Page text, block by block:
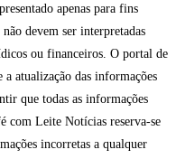
apenas para fins
devem ser interpretadas
ou financeiros. O portal de
a atualização das informações
que todas as informações
com Leite Notícias reserva-se
incorretas a qualquer